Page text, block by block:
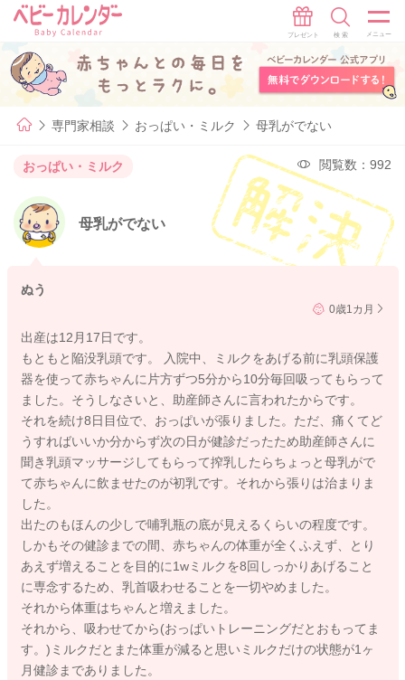
専門家相談 おっぱい・ミルク 母乳がでない
おっぱい・ミルク 閲覧数：992
母乳がでない
ぬう
0歳1カ月
出産は12月17日です。
もともと陥没乳頭です。 入院中、ミルクをあげる前に乳頭保護
器を使って赤ちゃんに片方ずつ5分から10分毎回吸ってもらって
ました。そうしなさいと、助産師さんに言われたからです。
それを続け8日目位で、おっぱいが張りました。ただ、痛くてど
うすればいいか分からず次の日が健診だったため助産師さんに
聞き乳頭マッサージしてもらって搾乳したらちょっと母乳がで
て赤ちゃんに飲ませたのが初乳です。それから張りは治まりま
した。
出たのもほんの少しで哺乳瓶の底が見えるくらいの程度です。
しかもその健診までの間、赤ちゃんの体重が全くふえず、とり
あえず増えることを目的に1wミルクを8回しっかりあげること
に専念するため、乳首吸わせることを一切やめました。
それから体重はちゃんと増えました。
それから、吸わせてから(おっぱいトレーニングだとおもってま
す。)ミルクだとまた体重が減ると思いミルクだけの状態が1ヶ
月健診までありました。